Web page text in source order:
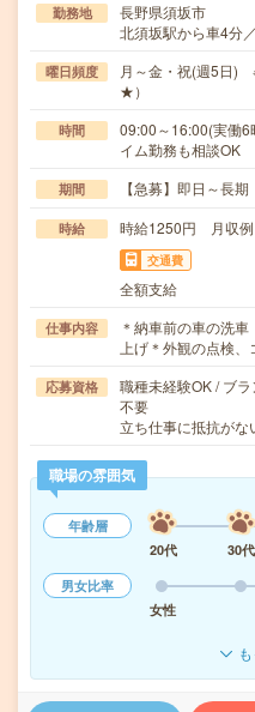
勤務地
長野県須坂市
北須坂駅から車4分
曜日頻度
月～金・祝(週5日)
★）
時間
09:00～16:00(実働
イム勤務も相談OK
期間 【急募】即日～長
時給 時給1250円 月収例
交通費
全額支給
仕事内容
＊納車前の車の洗
上げ＊外観の点検
応募資格
職種未経験OK / ブ
不要
立ち仕事に抵抗がな
職場の雰囲気
年齢層
20代
30代
男女比率
女性